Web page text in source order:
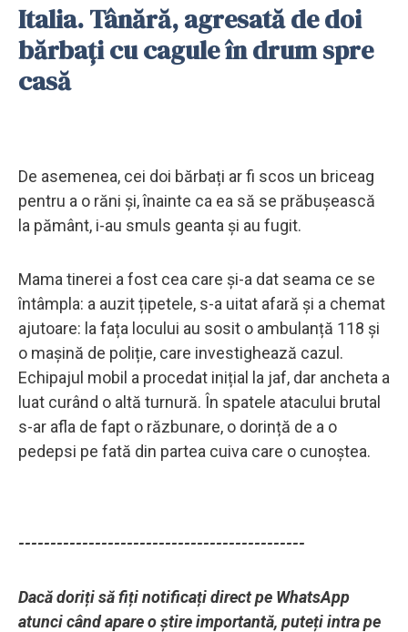
Italia. Tânără, agresată de doi
bărbați cu cagule în drum spre
casă
De asemenea, cei doi bărbați ar fi scos un briceag
pentru a o răni și, înainte ca ea să se prăbușească
la pământ, i-au smuls geanta și au fugit.
Mama tinerei a fost cea care și-a dat seama ce se
întâmpla: a auzit țipetele, s-a uitat afară și a chemat
ajutoare: la fața locului au sosit o ambulanță 118 și
o mașină de poliție, care investighează cazul.
Echipajul mobil a procedat inițial la jaf, dar ancheta a
luat curând o altă turnură. În spatele atacului brutal
s-ar afla de fapt o răzbunare, o dorință de a o
pedepsi pe fată din partea cuiva care o cunoștea.
---------------------------------------------
Dacă doriți să fiți notificați direct pe WhatsApp
atunci când apare o știre importantă, puteți intra pe